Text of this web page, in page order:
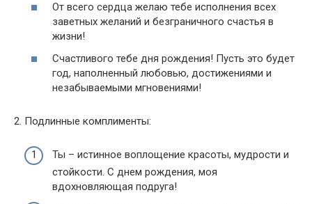
От всего сердца желаю тебе исполнения всех
заветных желаний и безграничного счастья в
жизни!
Счастливого тебе дня рождения! Пусть это будет
год, наполненный любовью, достижениями и
незабываемыми мгновениями!
2. Подлинные комплименты:
Ты – истинное воплощение красоты, мудрости и
стойкости. С днем рождения, моя
вдохновляющая подруга!